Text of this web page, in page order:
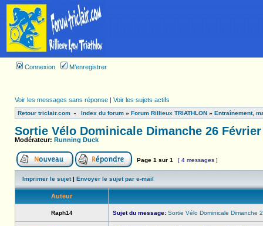
Connexion M’enregistrer
Voir les messages sans réponse | Voir les sujets actifs
Retour triclair.com - Index du forum » Forum Rillieux TRIATHLON » Entraînement,
Sortie Vélo Dominicale Dimanche 26 Février
Modérateur: Running Duck
Page 1 sur 1 [ 4 messages ]
Imprimer le sujet| Envoyer le sujet par e-mail
Auteur
Raph14 Sujet du message: Sortie Vélo Dominicale Dimanche